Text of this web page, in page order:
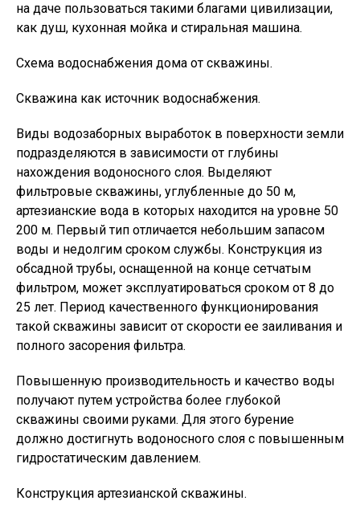
на даче пользоваться такими благами цивилизации,
как душ, кухонная мойка и стиральная машина.
Схема водоснабжения дома от скважины.
Скважина как источник водоснабжения.
Виды водозаборных выработок в поверхности земли
подразделяются в зависимости от глубины
нахождения водоносного слоя. Выделяют
фильтровые скважины, углубленные до 50 м,
артезианские вода в которых находится на уровне 50
200 м. Первый тип отличается небольшим запасом
воды и недолгим сроком службы. Конструкция из
обсадной трубы, оснащенной на конце сетчатым
фильтром, может эксплуатироваться сроком от 8 до
25 лет. Период качественного функционирования
такой скважины зависит от скорости ее заиливания и
полного засорения фильтра.
Повышенную производительность и качество воды
получают путем устройства более глубокой
скважины своими руками. Для этого бурение
должно достигнуть водоносного слоя с повышенным
гидростатическим давлением.
Конструкция артезианской скважины.